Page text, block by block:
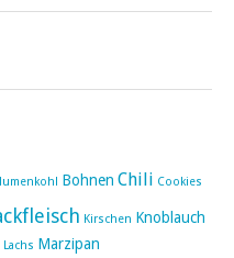
Bohnen Chili Cookies
Kirschen Knoblauch
Lachs Marzipan